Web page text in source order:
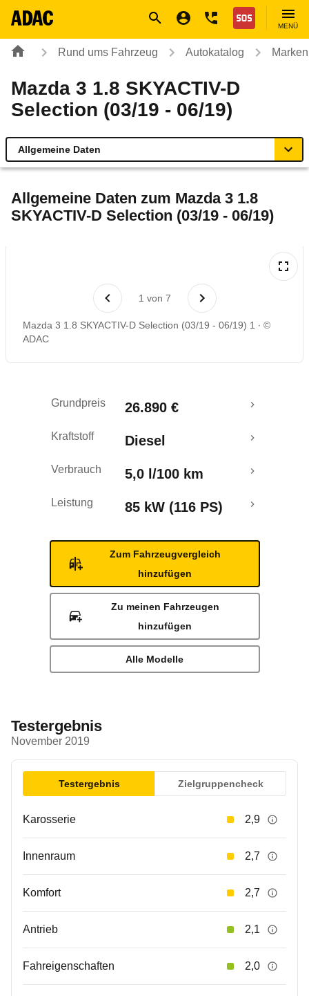
Nothilfe
MENÜ
Rund ums Fahrzeug Autokatalog
Mazda 3 1.8 SKYACTIV-D
Selection (03/19 - 06/19)
Allgemeine Daten
Technische Daten
Laufende Kosten
Rückrufe & Mängel
Allgemeine Daten zum Mazda 3 1.8
SKYACTIV-D Selection (03/19 - 06/19)
1 von 7
Mazda 3 1.8 SKYACTIV-D Selection (03/19 - 06/19) 1
©
ADAC
Grundpreis 26.890 €
Kraftstoff Diesel
Verbrauch 5,0 l/100 km
Leistung 85 kW (116 PS)
Zum Fahrzeugvergleich
hinzufügen
Zu meinen Fahrzeugen
hinzufügen
Alle Modelle
Testergebnis
November 2019
Testergebnis Zielgruppencheck
Karosserie 2,9
Innenraum 2,7
Komfort 2,7
Antrieb 2,1
Fahreigenschaften 2,0